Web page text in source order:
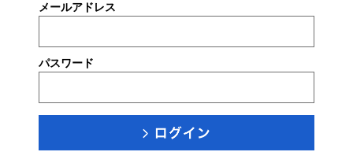
メールアドレス
パスワード